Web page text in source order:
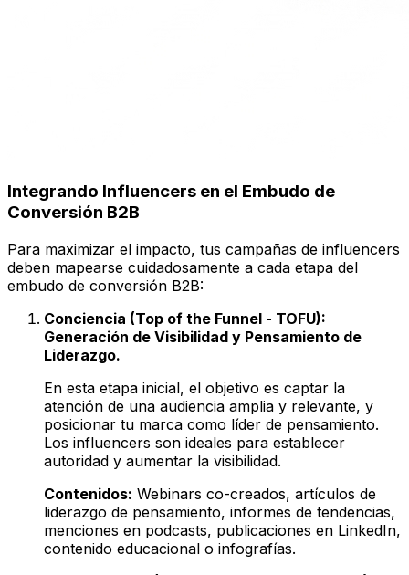
Integrando Influencers en el Embudo de
Conversión B2B
Para maximizar el impacto, tus campañas de influencers
deben mapearse cuidadosamente a cada etapa del
embudo de conversión B2B:
Conciencia (Top of the Funnel - TOFU):
Generación de Visibilidad y Pensamiento de
Liderazgo.
En esta etapa inicial, el objetivo es captar la
atención de una audiencia amplia y relevante, y
posicionar tu marca como líder de pensamiento.
Los influencers son ideales para establecer
autoridad y aumentar la visibilidad.
Contenidos: Webinars co-creados, artículos de
liderazgo de pensamiento, informes de tendencias,
menciones en podcasts, publicaciones en LinkedIn,
contenido educacional o infografías.